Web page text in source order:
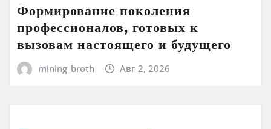
Формирование поколения
профессионалов, готовых к
вызовам настоящего и будущего
mining_broth Авг 2, 2026